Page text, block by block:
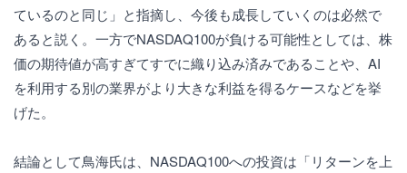
ているのと同じ」と指摘し、今後も成長していくのは必然で
あると説く。一方でNASDAQ100が負ける可能性としては、株
価の期待値が高すぎてすでに織り込み済みであることや、AI
を利用する別の業界がより大きな利益を得るケースなどを挙
げた。
結論として鳥海氏は、NASDAQ100への投資は「リターンを上